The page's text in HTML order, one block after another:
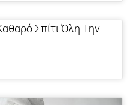
Σπίτι Όλη Την